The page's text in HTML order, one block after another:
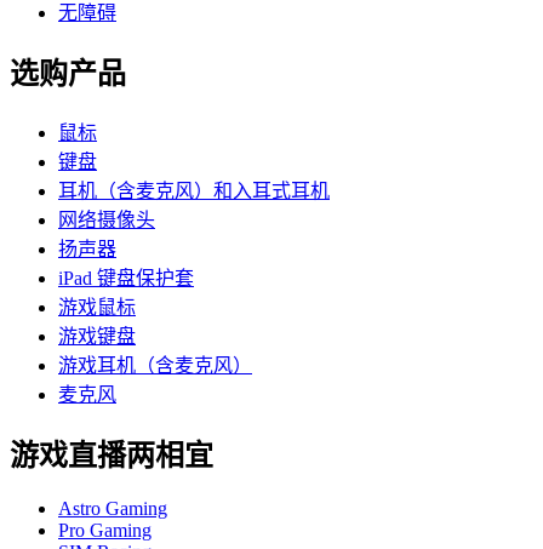
无障碍
选购产品
鼠标
键盘
耳机（含麦克风）和入耳式耳机
网络摄像头
扬声器
iPad 键盘保护套
游戏鼠标
游戏键盘
游戏耳机（含麦克风）
麦克风
游戏直播两相宜
Astro Gaming
Pro Gaming